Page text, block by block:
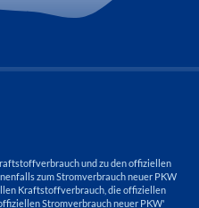
und zu den offiziellen
zum Stromverbrauch neuer PKW
Kraftstoffverbrauch, die offiziellen
Stromverbrauch neuer PKW'